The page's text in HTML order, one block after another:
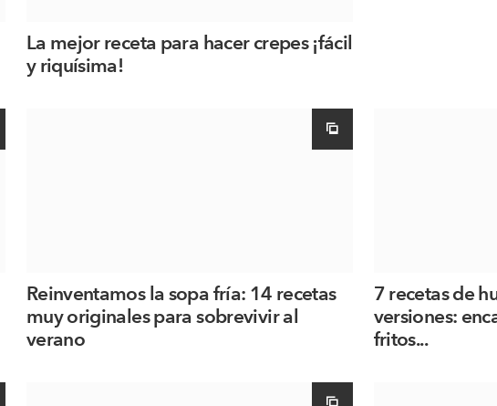
La mejor receta para hacer crepes ¡fácil
y riquísima!
Reinventamos la sopa fría: 14 recetas
muy originales para sobrevivir al
verano
7 recetas de
versiones:
fritos...